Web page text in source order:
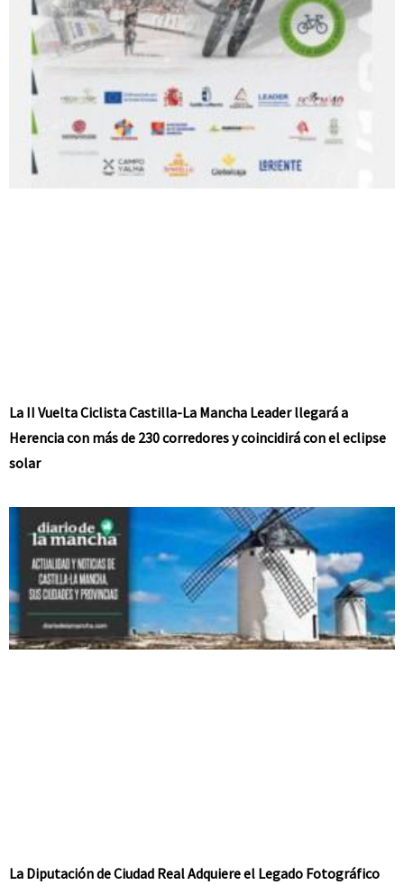
La II Vuelta Ciclista Castilla-La Mancha Leader llegará a
Herencia con más de 230 corredores y coincidirá con el eclipse
solar
La Diputación de Ciudad Real Adquiere el Legado Fotográfico